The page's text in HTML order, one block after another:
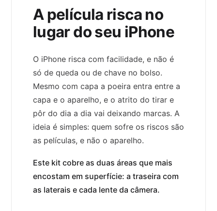
A película risca no
lugar do seu iPhone
O iPhone risca com facilidade, e não é
só de queda ou de chave no bolso.
Mesmo com capa a poeira entra entre a
capa e o aparelho, e o atrito do tirar e
pôr do dia a dia vai deixando marcas. A
ideia é simples: quem sofre os riscos são
as películas, e não o aparelho.
Este kit cobre as duas áreas que mais
encostam em superfície: a traseira com
as laterais e cada lente da câmera.